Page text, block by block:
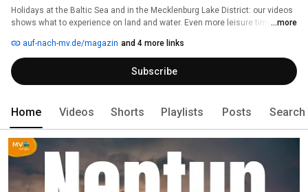
Holidays at the Baltic Sea and in the Mecklenburg Lake District: our videos
shows what to experience on land and water. Even more leisure time tips
...more
auf-nach-mv.de/magazin and 4 more links
Subscribe
Home Videos Shorts Playlists Posts Search